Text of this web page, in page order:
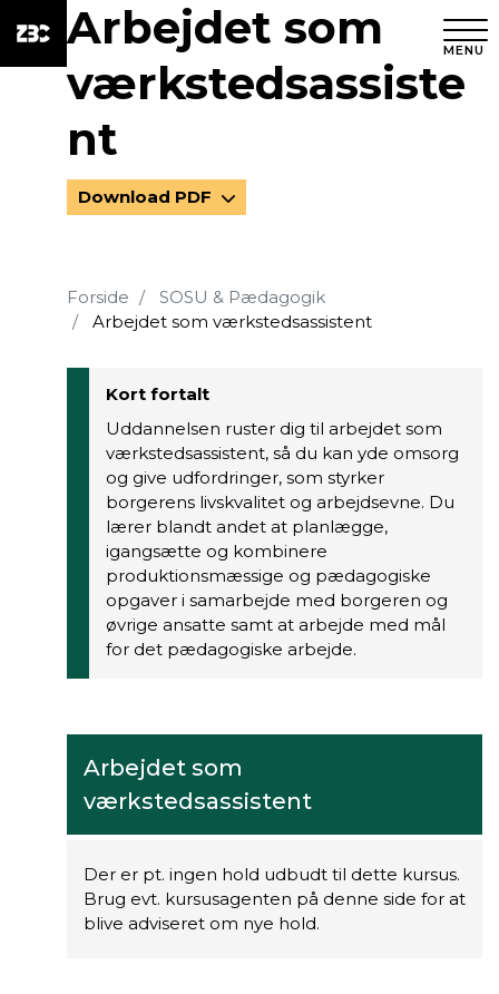
MENU
Arbejdet som
værkstedsassiste
nt
Download PDF
Forside
SOSU & Pædagogik
Arbejdet som værkstedsassistent
Kort fortalt
Uddannelsen ruster dig til arbejdet som
værkstedsassistent, så du kan yde omsorg
og give udfordringer, som styrker
borgerens livskvalitet og arbejdsevne. Du
lærer blandt andet at planlægge,
igangsætte og kombinere
produktionsmæssige og pædagogiske
opgaver i samarbejde med borgeren og
øvrige ansatte samt at arbejde med mål
for det pædagogiske arbejde.
Arbejdet som
værkstedsassistent
Der er pt. ingen hold udbudt til dette kursus.
Brug evt. kursusagenten på denne side for at
blive adviseret om nye hold.